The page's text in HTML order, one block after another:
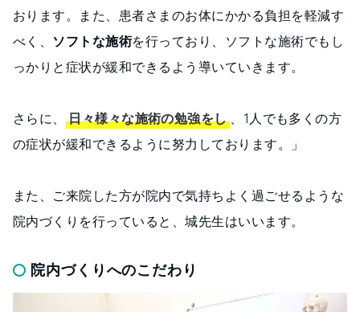
おります。また、患者さまのお体にかかる負担を軽減す
べく、 ソフトな施術を行っており、ソフトな施術でもし
っかりと症状が緩和できるよう導いていきます。
さらに、 日々様々な施術の勉強をし 、1人でも多くの方
の症状が緩和できるように努力しております。」
また、ご来院した方が院内で気持ちよく過ごせるような
院内づくりを行っていると、城先生はいいます。
院内づくりへのこだわり